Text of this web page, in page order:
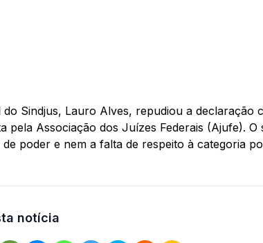
Sindjus, Lauro Alves, repudiou a declaração
pela Associação dos Juízes Federais (Ajufe). O
poder e nem a falta de respeito à categoria
notícia